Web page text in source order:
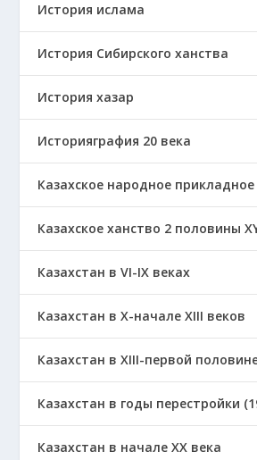
История ислама
История Сибирского ханства
История хазар
Историяграфия 20 века
Казахское народное прикладное
Казахское ханство 2 половины
Казахстан в VI-IX веках
Казахстан в X-начале XIII веков
Казахстан в XIII-первой
Казахстан в годы перестройки
Казахстан в начале ХХ века